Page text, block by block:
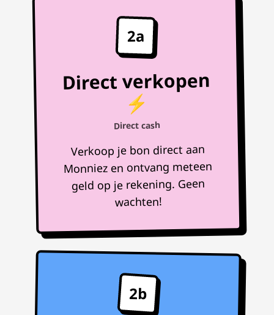
2a
Direct verkopen
⚡
Direct cash
Verkoop je bon direct aan
Monniez en ontvang meteen
geld op je rekening. Geen
wachten!
2b